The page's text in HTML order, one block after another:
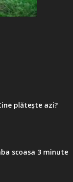
plătește azi?
scoasa 3 minute